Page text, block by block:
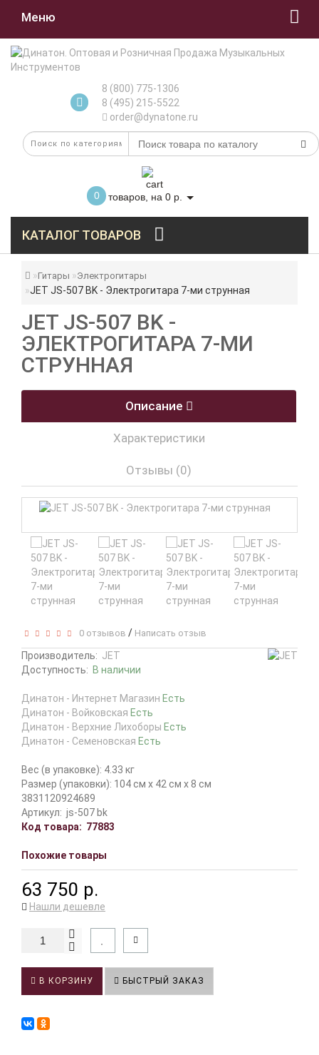
Меню
8 (800) 775-1306
8 (495) 215-5522
order@dynatone.ru
0 товаров, на 0 р.
КАТАЛОГ ТОВАРОВ
Гитары Электрогитары
JET JS-507 BK - Электрогитара 7-ми струнная
JET JS-507 BK -
ЭЛЕКТРОГИТАРА 7-МИ
СТРУННАЯ
Описание
Характеристики
Отзывы (0)
0 отзывов / Написать отзыв
Производитель: JET
Доступность: В наличии
Динатон - Интернет Магазин Есть
Динатон - Войковская Есть
Динатон - Верхние Лихоборы Есть
Динатон - Семеновская Есть
Вес (в упаковке): 4.33 кг
Размер (упаковки): 104 см x 42 см x 8 см
3831120924689
Артикул: js-507 bk
Код товара: 77883
Похожие товары
63 750 р.
Нашли дешевле
В КОРЗИНУ БЫСТРЫЙ ЗАКАЗ